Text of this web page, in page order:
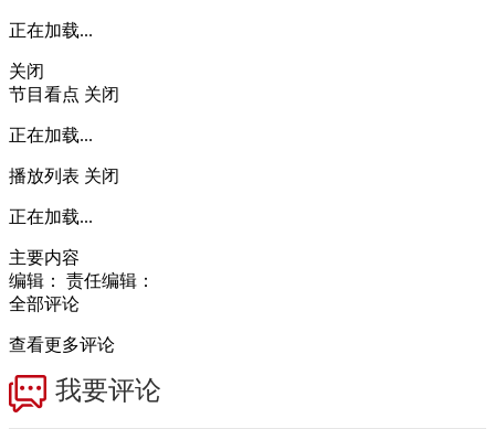
正在加载...
关闭
节目看点 关闭
正在加载...
播放列表 关闭
正在加载...
主要内容
编辑：
责任编辑：
全部评论
查看更多评论